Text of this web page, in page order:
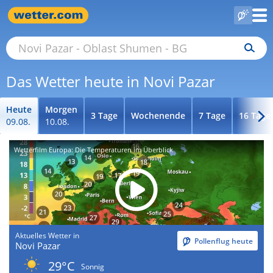
Das Wetter heute in Novi Pazar
Heute
09.08.
Morgen
10.08.
3 Tage Wochenende 7 Tage 16 Tage
Wetterfilm Europa: Die Temperaturen im Überblick
Aktuelles Wetter in
Novi Pazar Pollenflug heute
29°C
Sonnig